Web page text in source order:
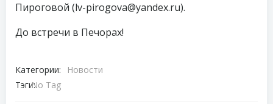
Пироговой (lv-pirogova@yandex.ru).
До встречи в Печорах!
Категории:
Новости
Тэги:No Tag